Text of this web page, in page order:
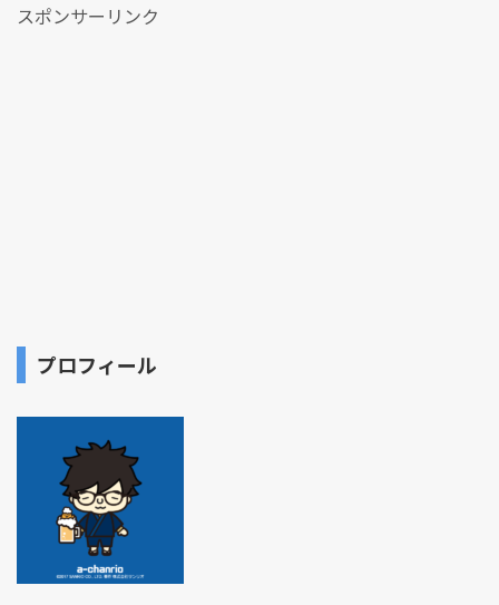
スポンサーリンク
プロフィール